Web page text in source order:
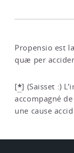
Propensio est
quæ per
[*] (Saisset :)
accompagné
une cause